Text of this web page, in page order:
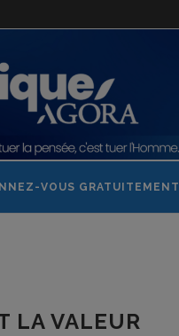
VOUS GRATUITEMENT
LA VALEUR